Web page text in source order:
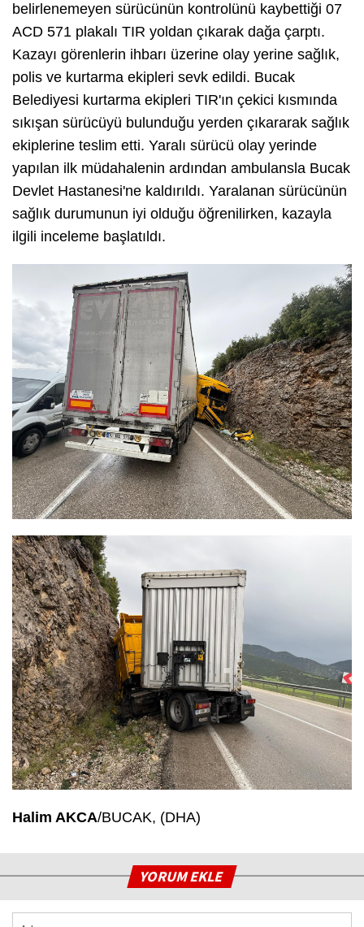
belirlenemeyen sürücünün kontrolünü kaybettiği 07
ACD 571 plakalı TIR yoldan çıkarak dağa çarptı.
Kazayı görenlerin ihbarı üzerine olay yerine sağlık,
polis ve kurtarma ekipleri sevk edildi. Bucak
Belediyesi kurtarma ekipleri TIR'ın çekici kısmında
sıkışan sürücüyü bulunduğu yerden çıkararak sağlık
ekiplerine teslim etti. Yaralı sürücü olay yerinde
yapılan ilk müdahalenin ardından ambulansla Bucak
Devlet Hastanesi'ne kaldırıldı. Yaralanan sürücünün
sağlık durumunun iyi olduğu öğrenilirken, kazayla
ilgili inceleme başlatıldı.
Halim AKCA/BUCAK, (DHA)
YORUM EKLE